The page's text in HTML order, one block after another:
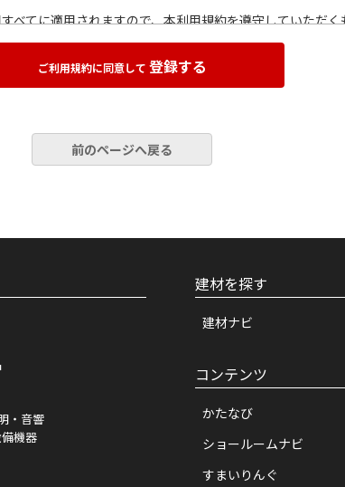
べてに適用されますので、本利用規約を遵守していただ
し資料請求する場合やカタログをブラウザ上で閲覧する場
たものとさせていただきます。
ビスに新しいサービスを追加、または変更することができ
しており、本サイト上にて掲載されている内容は、他の連
はありません。ただし、公的機関からの照会および当社が
が生じた場合には、速やかに変更登録を行うものとします
載企業および提携先の製品情報、サービスなどの情報を含
ィングなどの目的で会員情報を集計および分析などに利
当サイトの
第三者に提供するものがあります。詳細は当サイトの
、当社サービスの利用に関する事項に公開される場合がご
ご利用規約に同意して 登録する
前のページへ戻る
・音響
機器
建材を探す
建材ナビ
コンテンツ
かたなび
ショールームナビ
すまいりんぐ